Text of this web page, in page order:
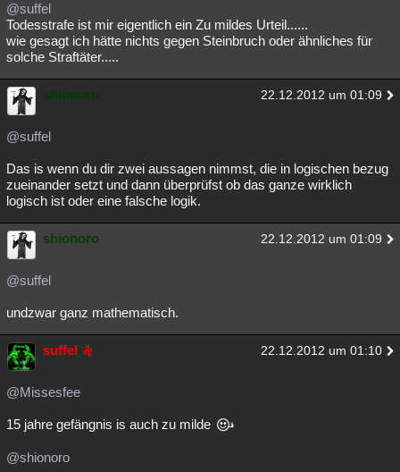
@suffel
Todesstrafe ist mir eigentlich ein Zu mildes Urteil......
wie gesagt ich hätte nichts gegen Steinbruch oder ähnliches für
solche Straftäter.....
shionoro 22.12.2012 um 01:09
@suffel
Das is wenn du dir zwei aussagen nimmst, die in logischen bezug
zueinander setzt und dann überprüfst ob das ganze wirklich
logisch ist oder eine falsche logik.
shionoro 22.12.2012 um 01:09
@suffel
undzwar ganz mathematisch.
suffel 22.12.2012 um 01:10
@Missesfee
15 jahre gefängnis is auch zu milde
@shionoro